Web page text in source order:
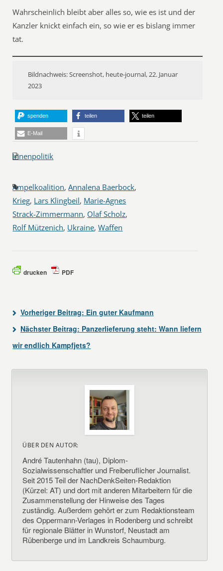
Wahrscheinlich bleibt aber alles so, wie es ist und der
Kanzler knickt einfach ein, so wie er es bislang immer
tat.
Bildnachweis: Screenshot, heute-journal, 22. Januar
2023
spenden teilen teilen
E-Mail
Innenpolitik
Ampelkoalition,Annalena Baerbock,
Krieg, Lars Klingbeil, Marie-Agnes
Strack-Zimmermann, Olaf Scholz,
Rolf Mützenich, Ukraine,Waffen
drucken PDF
Vorheriger Beitrag: Ein guter Kaufmann
Nächster Beitrag: Panzerlieferung steht: Wann liefern
wir endlich Kampfjets?
ÜBER DEN AUTOR:
André Tautenhahn (tau), Diplom-
Sozialwissenschaftler und Freiberuflicher Journalist.
Seit 2015 Teil der NachDenkSeiten-Redaktion
(Kürzel: AT) und dort mit anderen Mitarbeitern für die
Zusammenstellung der Hinweise des Tages
zuständig. Außerdem gehört er zum Redaktionsteam
des Oppermann-Verlages in Rodenberg und schreibt
für regionale Blätter in Wunstorf, Neustadt am
Rübenberge und im Landkreis Schaumburg.